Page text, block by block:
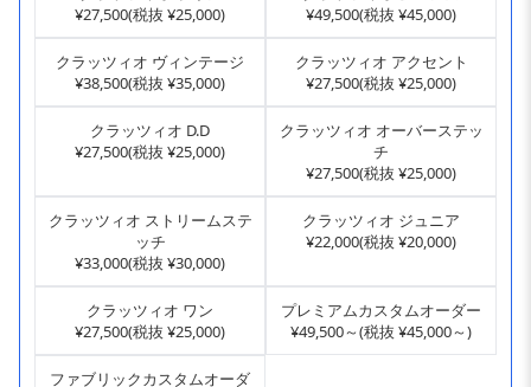
¥27,500(税抜 ¥25,000)
¥49,500(税抜 ¥45,000)
クラッツィオ ヴィンテージ
¥38,500(税抜 ¥35,000)
クラッツィオ アクセント
¥27,500(税抜 ¥25,000)
クラッツィオ D.D
¥27,500(税抜 ¥25,000)
クラッツィオ オーバーステッ
チ
¥27,500(税抜 ¥25,000)
クラッツィオ ストリームステ
ッチ
¥33,000(税抜 ¥30,000)
クラッツィオ ジュニア
¥22,000(税抜 ¥20,000)
クラッツィオ ワン
¥27,500(税抜 ¥25,000)
プレミアムカスタムオーダー
¥49,500～(税抜 ¥45,000～)
ファブリックカスタムオーダ